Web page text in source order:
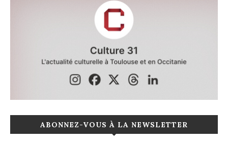
ABONNEZ-VOUS À LA NEWSLETTER